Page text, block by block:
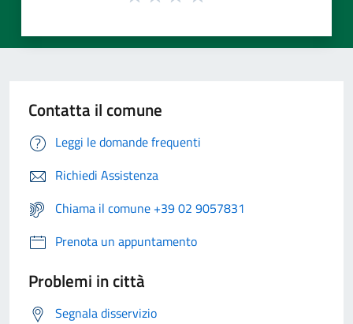
Contatta il comune
Leggi le domande frequenti
Richiedi Assistenza
Chiama il comune +39 02 9057831
Prenota un appuntamento
Problemi in città
Segnala disservizio